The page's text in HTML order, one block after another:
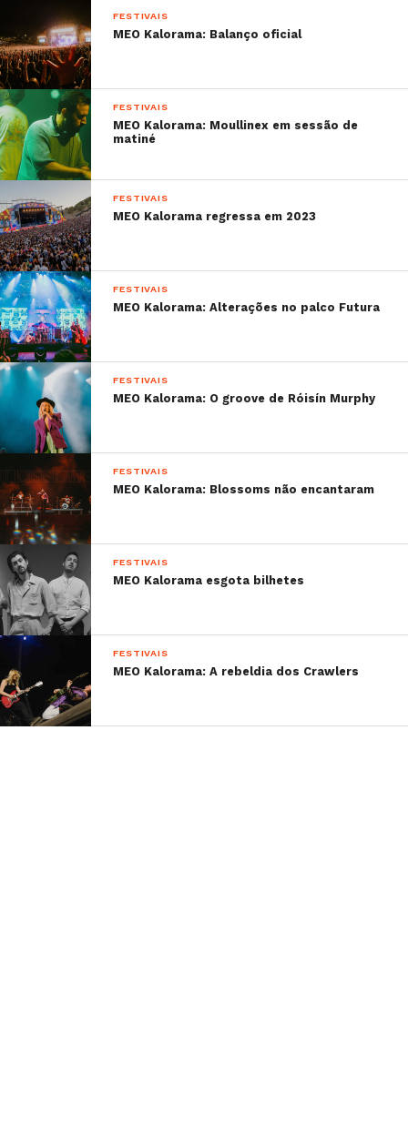
FESTIVAIS
MEO Kalorama: Balanço oficial
FESTIVAIS
MEO Kalorama: Moullinex em sessão de
matiné
FESTIVAIS
MEO Kalorama regressa em 2023
FESTIVAIS
MEO Kalorama: Alterações no palco Futura
FESTIVAIS
MEO Kalorama: O groove de Róisín Murphy
FESTIVAIS
MEO Kalorama: Blossoms não encantaram
FESTIVAIS
MEO Kalorama esgota bilhetes
FESTIVAIS
MEO Kalorama: A rebeldia dos Crawlers